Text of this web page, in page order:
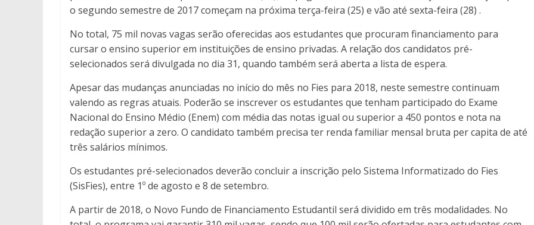
o segundo semestre de 2017 começam na próxima terça-feira (25) e vão até sexta-feira (28) .
No total, 75 mil novas vagas serão oferecidas aos estudantes que procuram financiamento para
cursar o ensino superior em instituições de ensino privadas. A relação dos candidatos pré-
selecionados será divulgada no dia 31, quando também será aberta a lista de espera.
Apesar das mudanças anunciadas no início do mês no Fies para 2018, neste semestre continuam
valendo as regras atuais. Poderão se inscrever os estudantes que tenham participado do Exame
Nacional do Ensino Médio (Enem) com média das notas igual ou superior a 450 pontos e nota na
redação superior a zero. O candidato também precisa ter renda familiar mensal bruta per capita de até
três salários mínimos.
Os estudantes pré-selecionados deverão concluir a inscrição pelo Sistema Informatizado do Fies
(SisFies), entre 1º de agosto e 8 de setembro.
A partir de 2018, o Novo Fundo de Financiamento Estudantil será dividido em três modalidades. No